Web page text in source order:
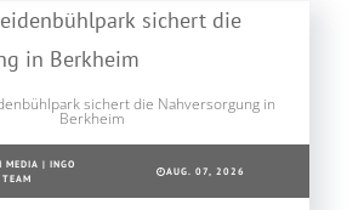
sichert die Nahversorgung in
Berkheim
MEDIA | INGO
TEAM
AUG. 07, 2026